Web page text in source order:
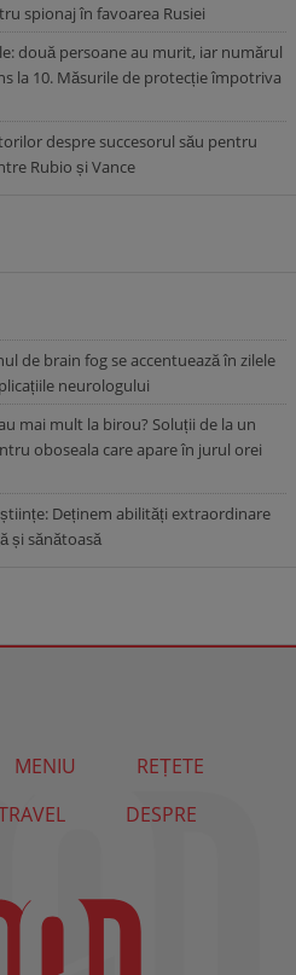
spionaj în favoarea Rusiei
două persoane au murit, iar numărul
la 10. Măsurile de protecție împotriva
despre succesorul său pentru
Rubio și Vance
de brain fog se accentuează în zilele
neurologului
mai mult la birou? Soluții de la un
oboseala care apare în jurul orei
Deținem abilități extraordinare
și sănătoasă
MENIU
REȚETE
DESPRE